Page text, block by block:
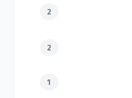
2
2
1